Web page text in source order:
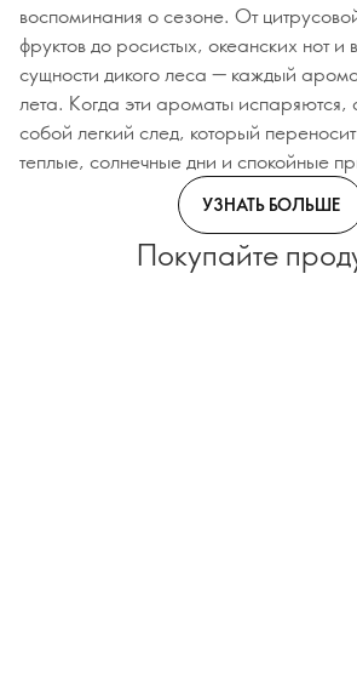
воспоминания о сезоне. От
фруктов до росистых, океанских нот
сущности дикого леса — каждый
лета. Когда эти ароматы испаряются,
собой легкий след, который
теплые, солнечные дни и спокойные
УЗНАТЬ БОЛЬШЕ
Покупайте